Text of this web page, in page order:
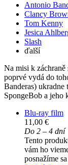
Antonio
Clancy
Tom Kenny
Jesica
Slash
ďalší
Na misi k záchraně
poprvé vydá do
Banderas) ukradne
SpongeBob a jeho
Blu-ray film
11,00 €
Do 2 – 4 dní
Tento
vám ho
posnažíme